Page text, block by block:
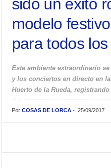
sido un éxito
modelo
para todos
Este ambiente extraordinario
y los conciertos en directo en
Huerto de la Rueda,
Por COSAS DE LORCA- 25/09/2017